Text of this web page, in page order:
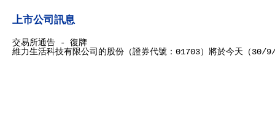
上市公司訊息
交易所通告 - 復牌
維力生活科技有限公司的股份（證券代號：01703）將於今天（30/